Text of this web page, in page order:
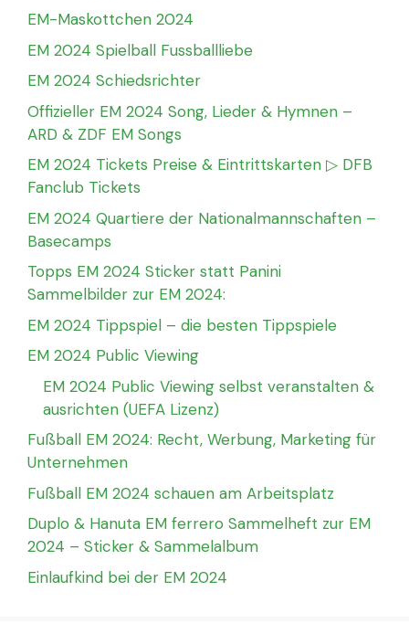
EM-Maskottchen 2024
EM 2024 Spielball Fussballliebe
EM 2024 Schiedsrichter
Offizieller EM 2024 Song, Lieder & Hymnen –
ARD & ZDF EM Songs
EM 2024 Tickets Preise & Eintrittskarten ▷ DFB
Fanclub Tickets
EM 2024 Quartiere der Nationalmannschaften –
Basecamps
Topps EM 2024 Sticker statt Panini
Sammelbilder zur EM 2024:
EM 2024 Tippspiel – die besten Tippspiele
EM 2024 Public Viewing
EM 2024 Public Viewing selbst veranstalten &
ausrichten (UEFA Lizenz)
Fußball EM 2024: Recht, Werbung, Marketing für
Unternehmen
Fußball EM 2024 schauen am Arbeitsplatz
Duplo & Hanuta EM ferrero Sammelheft zur EM
2024 – Sticker & Sammelalbum
Einlaufkind bei der EM 2024